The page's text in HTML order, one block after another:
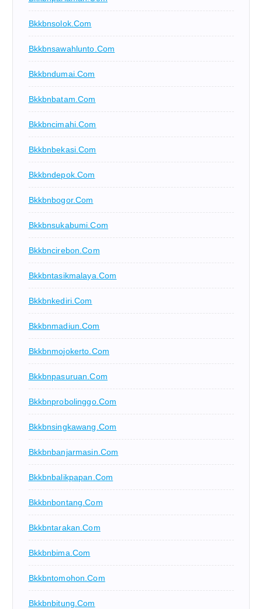
Bkkbnsolok.com
Bkkbnsawahlunto.com
Bkkbndumai.com
Bkkbnbatam.com
Bkkbncimahi.com
Bkkbnbekasi.com
Bkkbndepok.com
Bkkbnbogor.com
Bkkbnsukabumi.com
Bkkbncirebon.com
Bkkbntasikmalaya.com
Bkkbnkediri.com
Bkkbnmadiun.com
Bkkbnmojokerto.com
Bkkbnpasuruan.com
Bkkbnprobolinggo.com
Bkkbnsingkawang.com
Bkkbnbanjarmasin.com
Bkkbnbalikpapan.com
Bkkbnbontang.com
Bkkbntarakan.com
Bkkbnbima.com
Bkkbntomohon.com
Bkkbnbitung.com